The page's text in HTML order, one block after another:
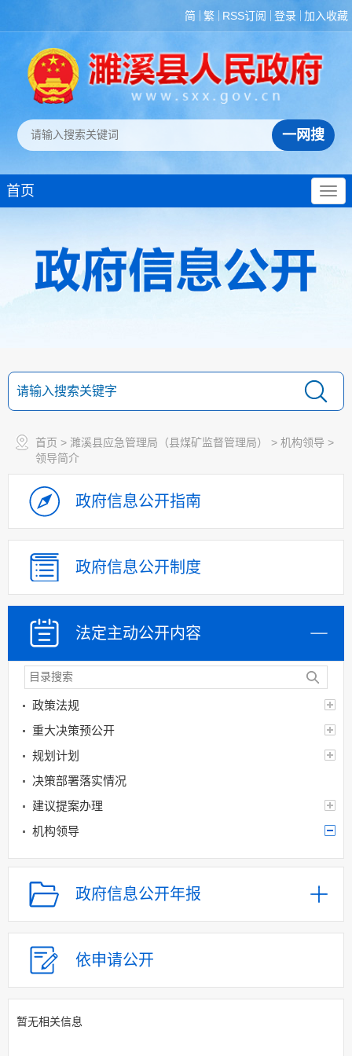
简 繁 RSS订阅 登录 加入收藏
首页
首页 > 濉溪县应急管理局（县煤矿监督管理局） > 机构领导 >
领导简介
政府信息公开指南
政府信息公开制度
法定主动公开内容
政策法规
重大决策预公开
规划计划
决策部署落实情况
建议提案办理
机构领导
领导简介
机构设置
财政资金
权责清单和动态调
政府信息公开年报
依申请公开
暂无相关信息